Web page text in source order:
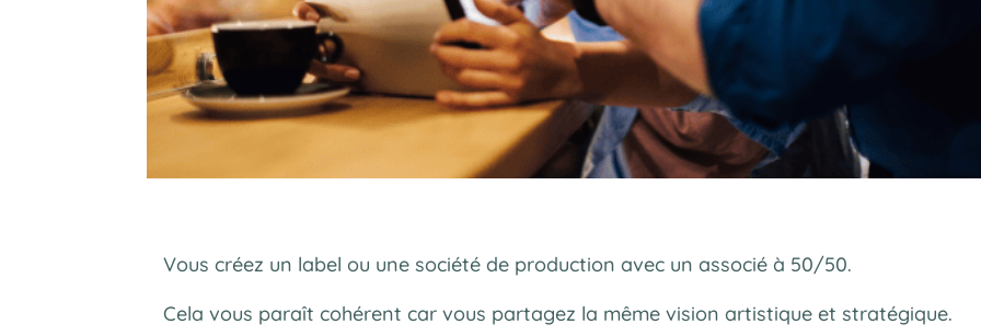
Vous créez un label ou une société de production avec un associé à 50/50.
Cela vous paraît cohérent car vous partagez la même vision artistique et stratégique.